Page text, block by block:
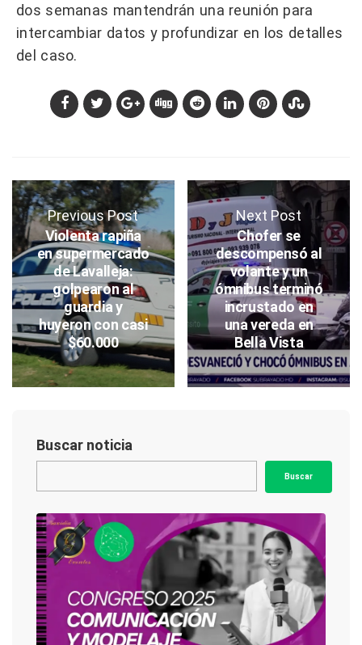
dos semanas mantendrán una reunión para
intercambiar datos y profundizar en los detalles
del caso.
Previous Post
Violenta rapiña
en supermercado
de Lavalleja:
golpearon al
guardia y
huyeron con casi
$60.000
Next Post
Chofer se
descompensó al
volante y un
ómnibus terminó
incrustado en
una vereda en
Bella Vista
Buscar noticia
Buscar